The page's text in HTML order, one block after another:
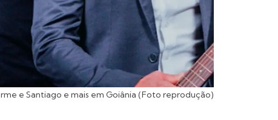
e Santiago e mais em Goiânia (Foto reprodução)